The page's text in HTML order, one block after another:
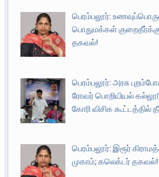
பெரம்பலூர்:
பொதுமக்கள்
தகவல்!
பெரம்பலூர்: அரசு
ரோவர் பொறியியல்
கோரி விசிக கூட்டத்தில்
பெரம்பலூர்: இரூர்
முகாம்; கலெக்டர் தகவல்!